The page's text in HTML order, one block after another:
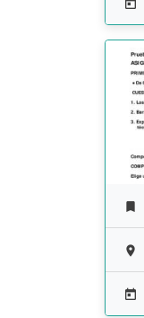



